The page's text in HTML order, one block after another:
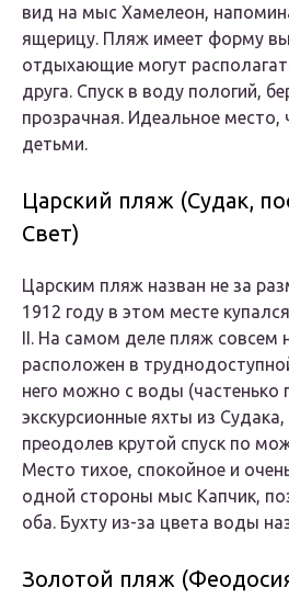
вид на мыс Хамелеон,
ящерицу. Пляж имеет форму
отдыхающие могут
друга. Спуск в воду пологий,
прозрачная. Идеальное место,
детьми.
Царский пляж (Судак,
Свет)
Царским пляж назван не за
1912 году в этом месте
II. На самом деле пляж совсем
расположен в
него можно с воды (частенько
экскурсионные яхты из
преодолев крутой спуск по
Место тихое, спокойное и
одной стороны мыс Капчик,
оба. Бухту из-за цвета воды
Золотой пляж